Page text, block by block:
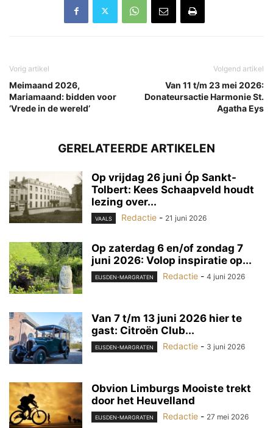
Vorig artikel
Meimaand 2026,
Mariamaand: bidden voor
‘Vrede in de wereld’
Volgend artikel
Van 11 t/m 23 mei 2026:
Donateursactie Harmonie St.
Agatha Eys
GERELATEERDE ARTIKELEN
Op vrijdag 26 juni Óp Sankt-
Tolbert: Kees Schaapveld houdt
lezing over...
VAALS Redactie - 21 juni 2026
Op zaterdag 6 en/of zondag 7
juni 2026: Volop inspiratie op...
EIJSDEN-MARGRATEN Redactie - 4 juni 2026
Van 7 t/m 13 juni 2026 hier te
gast: Citroën Club...
EIJSDEN-MARGRATEN Redactie - 3 juni 2026
Obvion Limburgs Mooiste trekt
door het Heuvelland
EIJSDEN-MARGRATEN Redactie - 27 mei 2026